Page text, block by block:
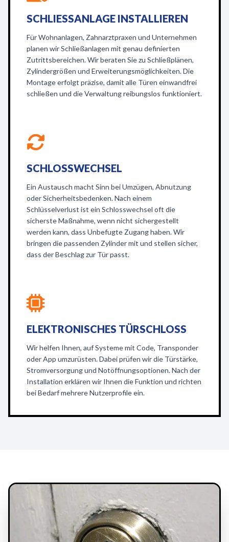
SCHLIESSANLAGE INSTALLIEREN
Für Wohnanlagen, Zahnarztpraxen und Unternehmen
planen wir Schließanlagen mit genau definierten
Zutrittsbereichen. Wir beraten Sie zu Schließplänen,
Zylindergrößen und Erweiterungsmöglichkeiten. Die
Montage erfolgt präzise, damit alle Türen einwandfrei
schließen und die Verwaltung reibungslos funktioniert.
SCHLOSSWECHSEL
Ein Austausch macht Sinn bei Umzügen, Abnutzung
oder Sicherheitsbedenken. Nach einem
Schlüsselverlust ist ein Schlosswechsel oft die
sicherste Maßnahme, wenn nicht sichergestellt
werden kann, dass Unbefugte Zugang haben. Wir
bringen die passenden Zylinder mit und stellen sicher,
dass der Beschlag zur Tür passt.
ELEKTRONISCHES TÜRSCHLOSS
Wir helfen Ihnen, auf Systeme mit Code, Transponder
oder App umzurüsten. Dabei prüfen wir die Türstärke,
Stromversorgung und Notöffnungsoptionen. Nach der
Installation erklären wir Ihnen die Funktion und richten
bei Bedarf mehrere Nutzerprofile ein.